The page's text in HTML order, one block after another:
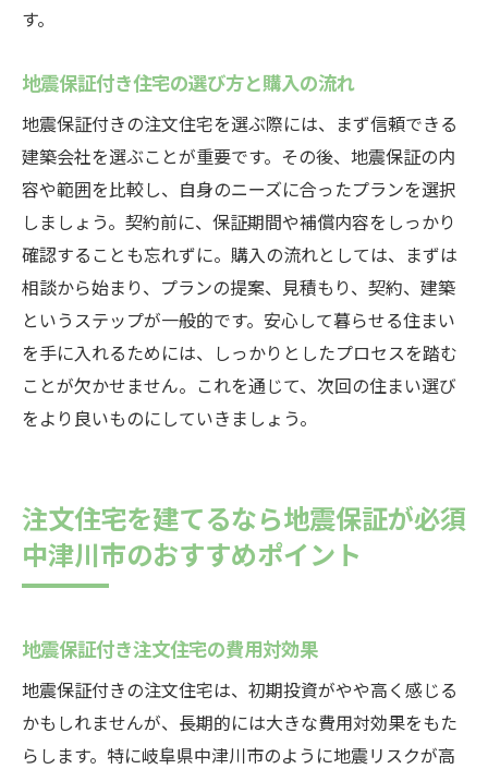
す。
地震保証付き住宅の選び方と購入の流れ
地震保証付きの注文住宅を選ぶ際には、まず信頼できる
建築会社を選ぶことが重要です。その後、地震保証の内
容や範囲を比較し、自身のニーズに合ったプランを選択
しましょう。契約前に、保証期間や補償内容をしっかり
確認することも忘れずに。購入の流れとしては、まずは
相談から始まり、プランの提案、見積もり、契約、建築
というステップが一般的です。安心して暮らせる住まい
を手に入れるためには、しっかりとしたプロセスを踏む
ことが欠かせません。これを通じて、次回の住まい選び
をより良いものにしていきましょう。
注文住宅を建てるなら地震保証が必須
中津川市のおすすめポイント
地震保証付き注文住宅の費用対効果
地震保証付きの注文住宅は、初期投資がやや高く感じる
かもしれませんが、長期的には大きな費用対効果をもた
らします。特に岐阜県中津川市のように地震リスクが高